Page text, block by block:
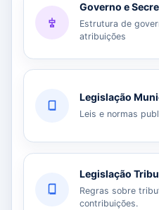
Governo e
Estrutura de
atribuições
Legislação
Leis e normas
Legislação
Regras sobre
contribuições.